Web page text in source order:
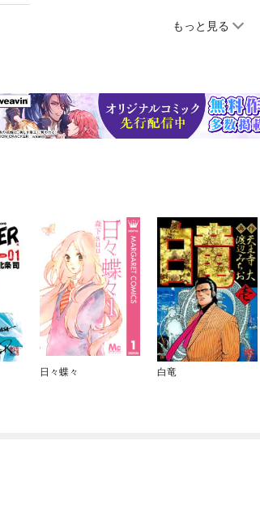
もっと見る
日々蝶々 白竜